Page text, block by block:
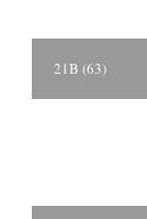
21B (63)